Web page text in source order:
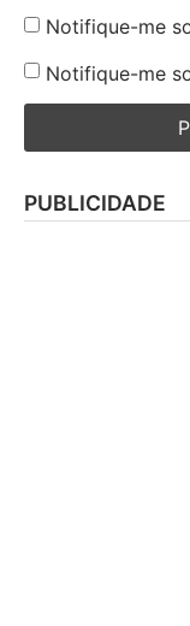
Notifique-me
Notifique-me
PUBLICIDADE